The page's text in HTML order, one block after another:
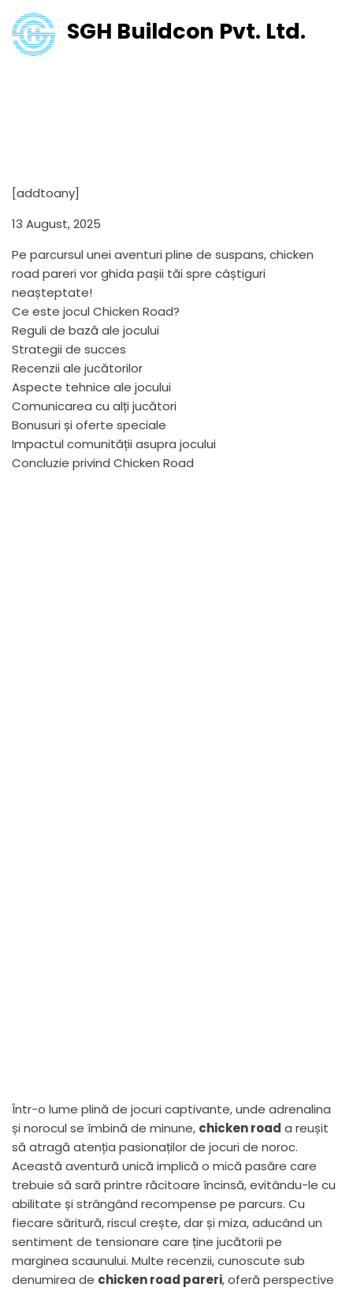
SGH Buildcon Pvt. Ltd.
[addtoany]
13 August, 2025
Pe parcursul unei aventuri pline de suspans, chicken
road pareri vor ghida pașii tăi spre câștiguri
neașteptate!
Ce este jocul Chicken Road?
Reguli de bază ale jocului
Strategii de succes
Recenzii ale jucătorilor
Aspecte tehnice ale jocului
Comunicarea cu alți jucători
Bonusuri și oferte speciale
Impactul comunității asupra jocului
Concluzie privind Chicken Road
Într-o lume plină de jocuri captivante, unde adrenalina
și norocul se îmbină de minune, chicken road a reușit
să atragă atenția pasionaților de jocuri de noroc.
Această aventură unică implică o mică pasăre care
trebuie să sară printre răcitoare încinsă, evitându-le cu
abilitate și strângând recompense pe parcurs. Cu
fiecare săritură, riscul crește, dar și miza, aducând un
sentiment de tensionare care ține jucătorii pe
marginea scaunului. Multe recenzii, cunoscute sub
denumirea de chicken road pareri, oferă perspective